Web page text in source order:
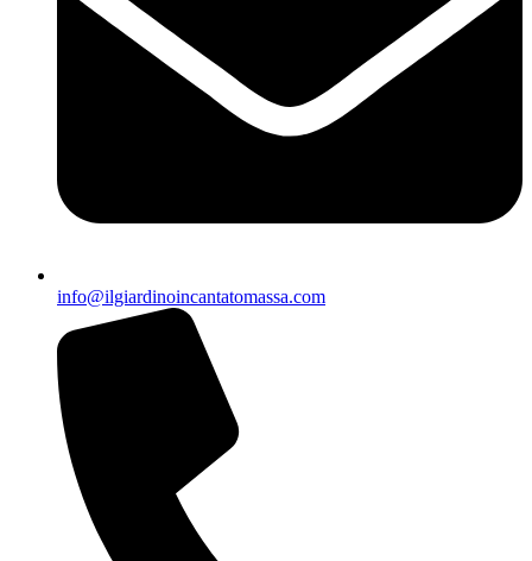
info@ilgiardinoincantatomassa.com